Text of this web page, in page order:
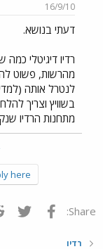
16/9/10
דעתי בנושא.
רדיו דיגיטלי
מהרשות, פשוט
לנטרל אותה
מתחנות הרדיו
here.
Share: פייסבוק
רדיו